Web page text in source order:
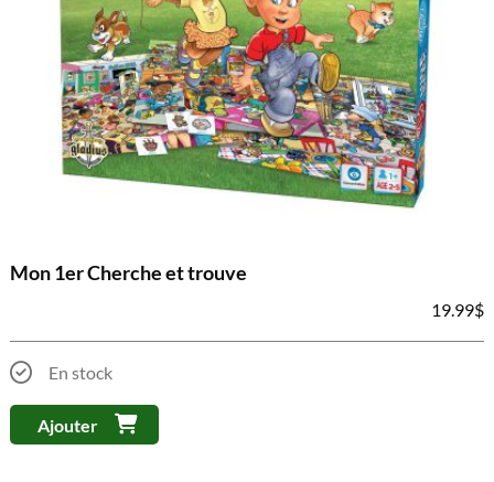
Mon 1er Cherche et trouve
19.99$
En stock
Ajouter